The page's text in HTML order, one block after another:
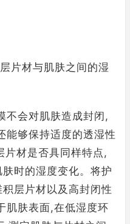
片材与肌肤之间的湿
不会对肌肤造成封闭,
能够保持适度的透湿性
材是否具同样特点,
时的湿度变化。将护
层片材以及高封闭性
肌肤表面,在低湿度环